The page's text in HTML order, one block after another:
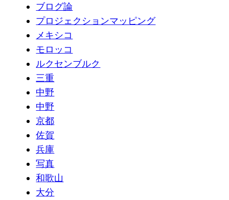
ブログ論
プロジェクションマッピング
メキシコ
モロッコ
ルクセンブルク
三重
中野
中野
京都
佐賀
兵庫
写真
和歌山
大分